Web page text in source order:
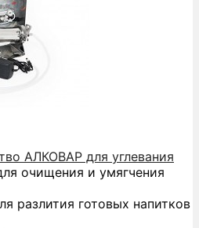
АЛКОВАР для углевания
очищения и умягчения
разлития готовых напитков